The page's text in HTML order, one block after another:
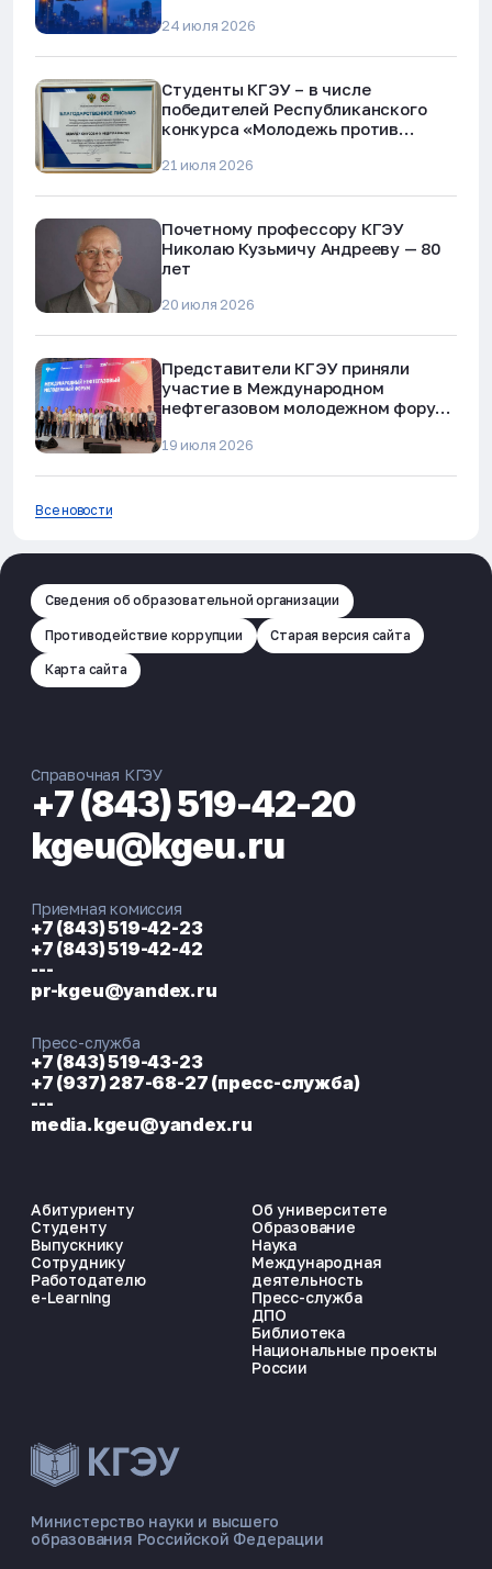
ЭНЕРГОКОД — ПОМОЩНИК КГЭУ
📋 Приёмная комиссия
24 июля 2026
Студенты КГЭУ – в числе
победителей Республиканского
конкурса «Молодежь против
мошенничества»
21 июля 2026
Почетному профессору КГЭУ
Николаю Кузьмичу Андрееву — 80
лет
20 июля 2026
Представители КГЭУ приняли
участие в Международном
нефтегазовом молодежном форуме
19 июля 2026
Все новости
Сведения об образовательной организации
Противодействие коррупции Старая версия сайта
Карта сайта
Министерство науки и высшего
образования Российской Федерации
Абитуриенту
Студенту
Выпускнику
Сотруднику
Работодателю
e-Learning
Об университете
Образование
Наука
Международная
деятельность
Пресс-служба
ДПО
Библиотека
Национальные проекты
России
Справочная КГЭУ
+7 (843) 519-42-20
kgeu@kgeu.ru
Приемная комиссия
+7 (843) 519-42-23
+7 (843) 519-42-42
---
pr-kgeu@yandex.ru
Пресс-служба
+7 (843) 519-43-23
+7 (937) 287-68-27 (пресс-служба)
---
media.kgeu@yandex.ru